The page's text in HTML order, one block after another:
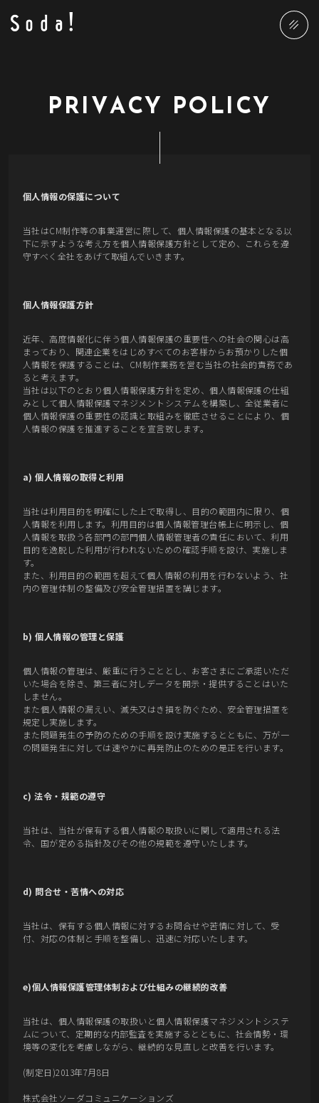
P RI VACY PO LI CY
個人情報の保護について
当社はCM制作等の事業運営に際して、個人情報保護の基本となる以
下に示すような考え方を個人情報保護方針として定め、これらを遵
守すべく全社をあげて取組んでいきます。
個人情報保護方針
近年、高度情報化に伴う個人情報保護の重要性への社会の関心は高
まっており、関連企業をはじめすべてのお客様からお預かりした個
人情報を保護することは、CM制作業務を営む当社の社会的責務であ
ると考えます。
当社は以下のとおり個人情報保護方針を定め、個人情報保護の仕組
みとして個人情報保護マネジメントシステムを構築し、全従業者に
個人情報保護の重要性の認識と取組みを徹底させることにより、個
人情報の保護を推進することを宣言致します。
a) 個人情報の取得と利用
当社は利用目的を明確にした上で取得し、目的の範囲内に限り、個
人情報を利用します。利用目的は個人情報管理台帳上に明示し、個
人情報を取扱う各部門の部門個人情報管理者の責任において、利用
目的を逸脱した利用が行われないための確認手順を設け、実施しま
す。
また、利用目的の範囲を超えて個人情報の利用を行わないよう、社
内の管理体制の整備及び安全管理措置を講じます。
b) 個人情報の管理と保護
個人情報の管理は、厳重に行うこととし、お客さまにご承諾いただ
いた場合を除き、第三者に対しデータを開示・提供することはいた
しません。
また個人情報の漏えい、滅失又はき損を防ぐため、安全管理措置を
規定し実施します。
また問題発生の予防のための手順を設け実施するとともに、万が一
の問題発生に対しては速やかに再発防止のための是正を行います。
c) 法令・規範の遵守
当社は、当社が保有する個人情報の取扱いに関して適用される法
令、国が定める指針及びその他の規範を遵守いたします。
d) 問合せ・苦情への対応
当社は、保有する個人情報に対するお問合せや苦情に対して、受
付、対応の体制と手順を整備し、迅速に対応いたします。
e)個人情報保護管理体制および仕組みの継続的改善
当社は、個人情報保護の取扱いと個人情報保護マネジメントシステ
ムについて、定期的な内部監査を実施するとともに、社会情勢・環
境等の変化を考慮しながら、継続的な見直しと改善を行います。
(制定日)2013年7月8日
株式会社ソーダコミュニケーションズ